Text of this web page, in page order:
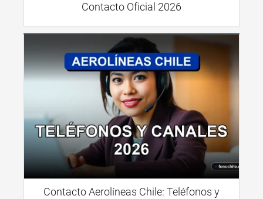
Contacto Oficial 2026
Contacto Aerolíneas Chile: Teléfonos y